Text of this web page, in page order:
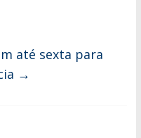
até sexta para
→